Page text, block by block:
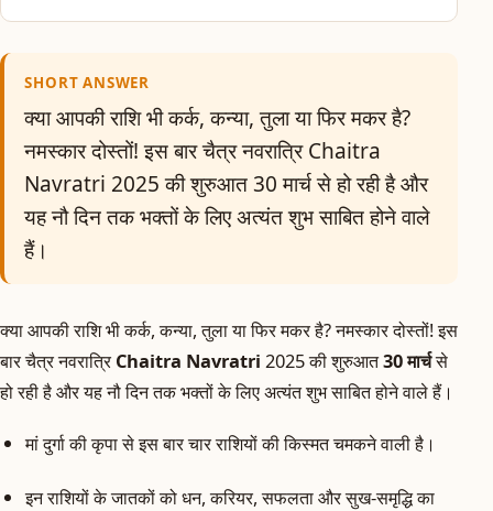
SHORT ANSWER
क्या आपकी राशि भी कर्क, कन्या, तुला या फिर मकर है?
नमस्कार दोस्तों! इस बार चैत्र नवरात्रि Chaitra
Navratri 2025 की शुरुआत 30 मार्च से हो रही है और
यह नौ दिन तक भक्तों के लिए अत्यंत शुभ साबित होने वाले
हैं।
क्या आपकी राशि भी कर्क, कन्या, तुला या फिर मकर है? नमस्कार दोस्तों! इस
बार चैत्र नवरात्रिChaitra Navratri 2025 की शुरुआत30 मार्चसे
हो रही है और यह नौ दिन तक भक्तों के लिए अत्यंत शुभ साबित होने वाले हैं।
मां दुर्गा की कृपा से इस बार चार राशियों की किस्मत चमकने वाली है।
इन राशियों के जातकों को धन, करियर, सफलता और सुख-समृद्धि का